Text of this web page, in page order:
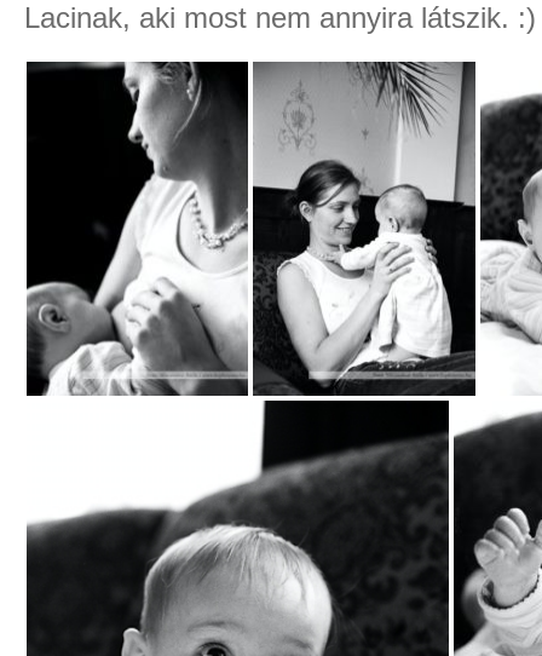
Lacinak, aki most nem annyira látszik. :)